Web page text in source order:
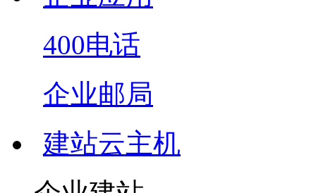
400电话
企业邮局
建站云主机